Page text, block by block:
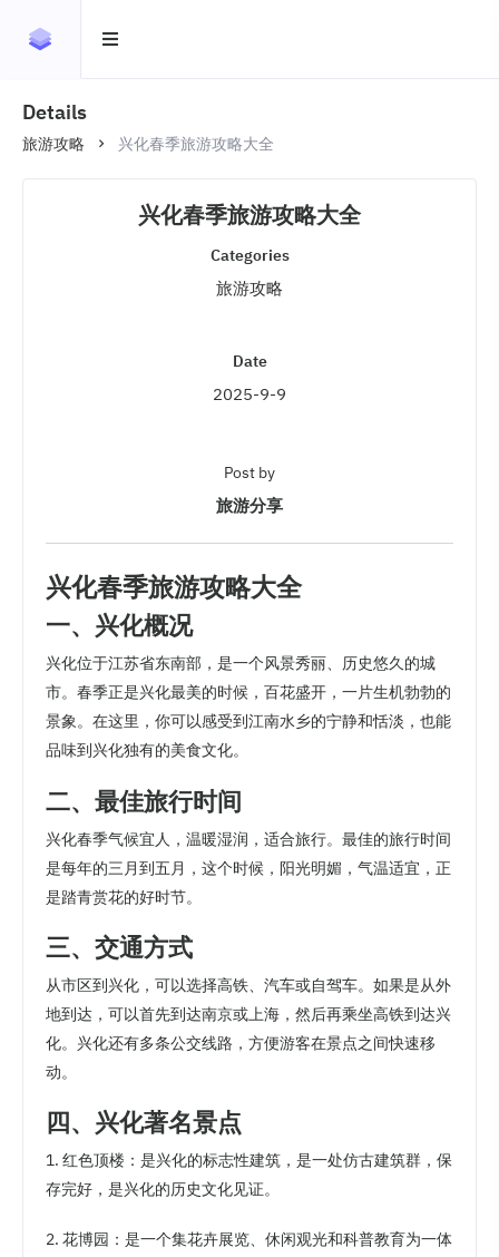
Details
旅游攻略 兴化春季旅游攻略大全
兴化春季旅游攻略大全
Categories
旅游攻略
Date
2025-9-9
Post by
旅游分享
兴化春季旅游攻略大全
一、兴化概况
兴化位于江苏省东南部，是一个风景秀丽、历史悠久的城
市。春季正是兴化最美的时候，百花盛开，一片生机勃勃的
景象。在这里，你可以感受到江南水乡的宁静和恬淡，也能
品味到兴化独有的美食文化。
二、最佳旅行时间
兴化春季气候宜人，温暖湿润，适合旅行。最佳的旅行时间
是每年的三月到五月，这个时候，阳光明媚，气温适宜，正
是踏青赏花的好时节。
三、交通方式
从市区到兴化，可以选择高铁、汽车或自驾车。如果是从外
地到达，可以首先到达南京或上海，然后再乘坐高铁到达兴
化。兴化还有多条公交线路，方便游客在景点之间快速移
动。
四、兴化著名景点
1. 红色顶楼：是兴化的标志性建筑，是一处仿古建筑群，保
存完好，是兴化的历史文化见证。
2. 花博园：是一个集花卉展览、休闲观光和科普教育为一体